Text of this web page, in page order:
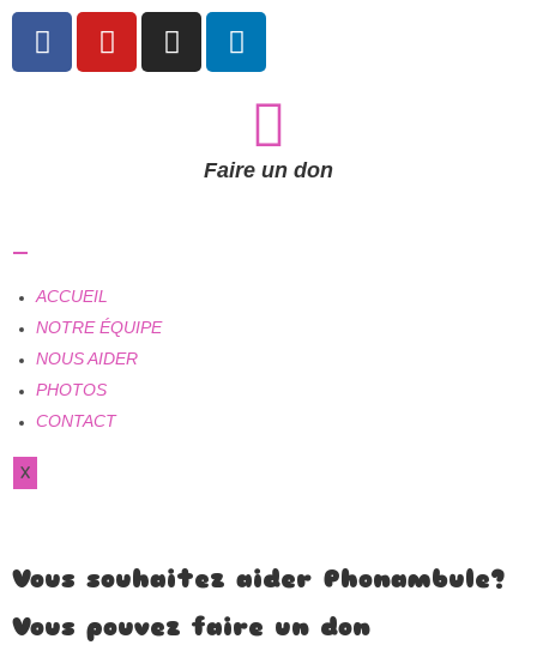
Faire un don
ACCUEIL
NOTRE ÉQUIPE
NOUS AIDER
PHOTOS
CONTACT
X
Vous souhaitez aider Phonambule?
Vous pouvez faire un don